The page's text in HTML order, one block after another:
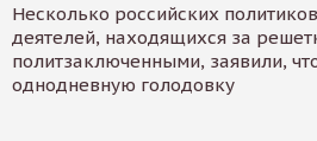
Несколько российских
деятелей, находящихся за
политзаключенными, заявили,
однодневную голодовку